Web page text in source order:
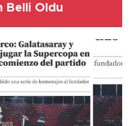
Belli Oldu